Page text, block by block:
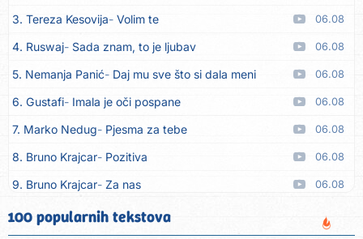
3. Tereza Kesovija Volim te 06.08
4. Ruswaj Sada znam, to je ljubav 06.08
5. Nemanja Panić Daj mu sve što si dala meni 06.08
6. Gustafi Imala je oči pospane 06.08
7. Marko Nedug Pjesma za tebe 06.08
8. Bruno Krajcar Pozitiva 06.08
9. Bruno Krajcar Za nas 06.08
10. Tereza Kesovija Da li ću moći
100 popularnih tekstova